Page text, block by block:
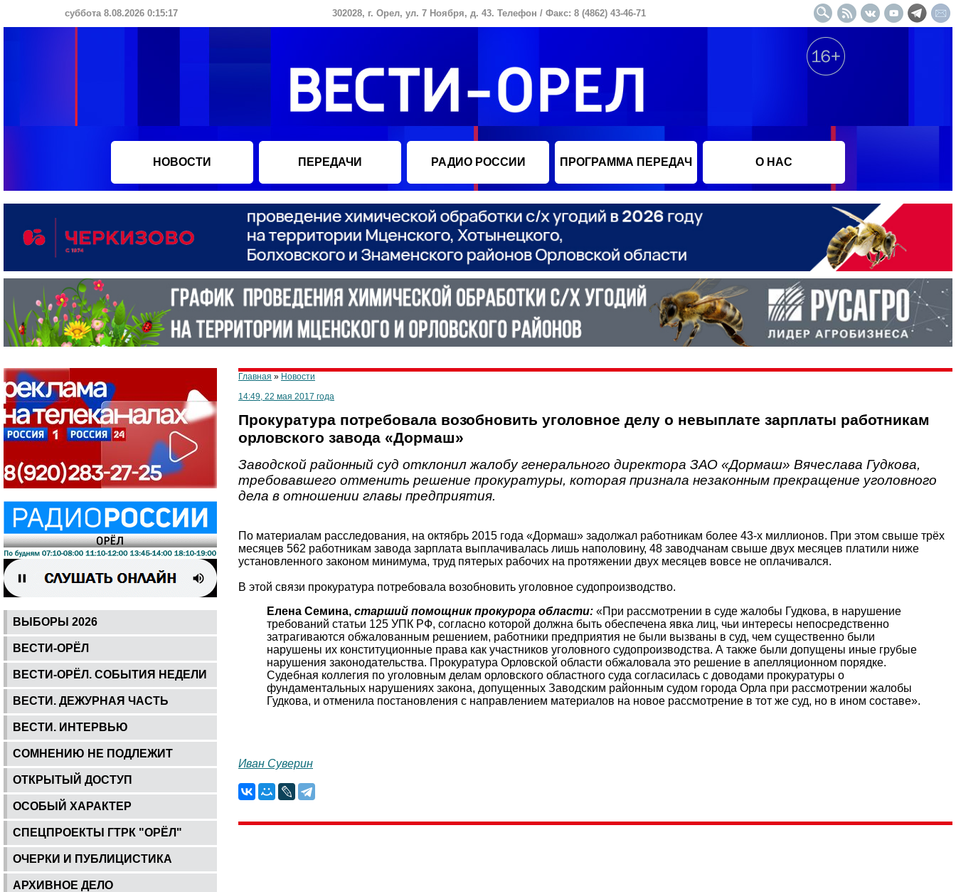
суббота 8.08.2026 0:15:18 302028, г. Орел, ул. 7 Ноября, д. 43. Телефон / Факс: 8 (4862) 43-46-71
НОВОСТИ ПЕРЕДАЧИ РАДИО РОССИИ ПРОГРАММА ПЕРЕДАЧ О НАС
ВЫБОРЫ 2026
ВЕСТИ-ОРЁЛ
ВЕСТИ-ОРЁЛ. СОБЫТИЯ НЕДЕЛИ
ВЕСТИ. ДЕЖУРНАЯ ЧАСТЬ
ВЕСТИ. ИНТЕРВЬЮ
СОМНЕНИЮ НЕ ПОДЛЕЖИТ
ОТКРЫТЫЙ ДОСТУП
ОСОБЫЙ ХАРАКТЕР
СПЕЦПРОЕКТЫ ГТРК "ОРЁЛ"
ОЧЕРКИ И ПУБЛИЦИСТИКА
АРХИВНОЕ ДЕЛО
Главная » Новости
14:49, 22 мая 2017 года
Прокуратура потребовала возобновить уголовное делу о невыплате зарплаты работникам
орловского завода «Дормаш»
Заводской районный суд отклонил жалобу генерального директора ЗАО «Дормаш» Вячеслава Гудкова,
требовавшего отменить решение прокуратуры, которая признала незаконным прекращение уголовного
дела в отношении главы предприятия.
По материалам расследования, на октябрь 2015 года «Дормаш» задолжал работникам более 43-х миллионов. При этом свыше трёх
месяцев 562 работникам завода зарплата выплачивалась лишь наполовину, 48 заводчанам свыше двух месяцев платили ниже
установленного законом минимума, труд пятерых рабочих на протяжении двух месяцев вовсе не оплачивался.
В этой связи прокуратура потребовала возобновить уголовное судопроизводство.
Елена Семина, старший помощник прокурора области: «При рассмотрении в суде жалобы Гудкова, в нарушение
требований статьи 125 УПК РФ, согласно которой должна быть обеспечена явка лиц, чьи интересы непосредственно
затрагиваются обжалованным решением, работники предприятия не были вызваны в суд, чем существенно были
нарушены их конституционные права как участников уголовного судопроизводства. А также были допущены иные грубые
нарушения законодательства. Прокуратура Орловской области обжаловала это решение в апелляционном порядке.
Судебная коллегия по уголовным делам орловского областного суда согласилась с доводами прокуратуры о
фундаментальных нарушениях закона, допущенных Заводским районным судом города Орла при рассмотрении жалобы
Гудкова, и отменила постановления с направлением материалов на новое рассмотрение в тот же суд, но в ином составе».
Иван Суверин